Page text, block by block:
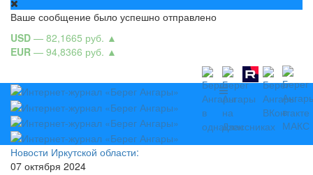
Ваше сообщение было успешно отправлено
USD — 82,1665 руб. ▲
EUR — 94,8366 руб. ▲
Новости Иркутской области:
07 октября 2024